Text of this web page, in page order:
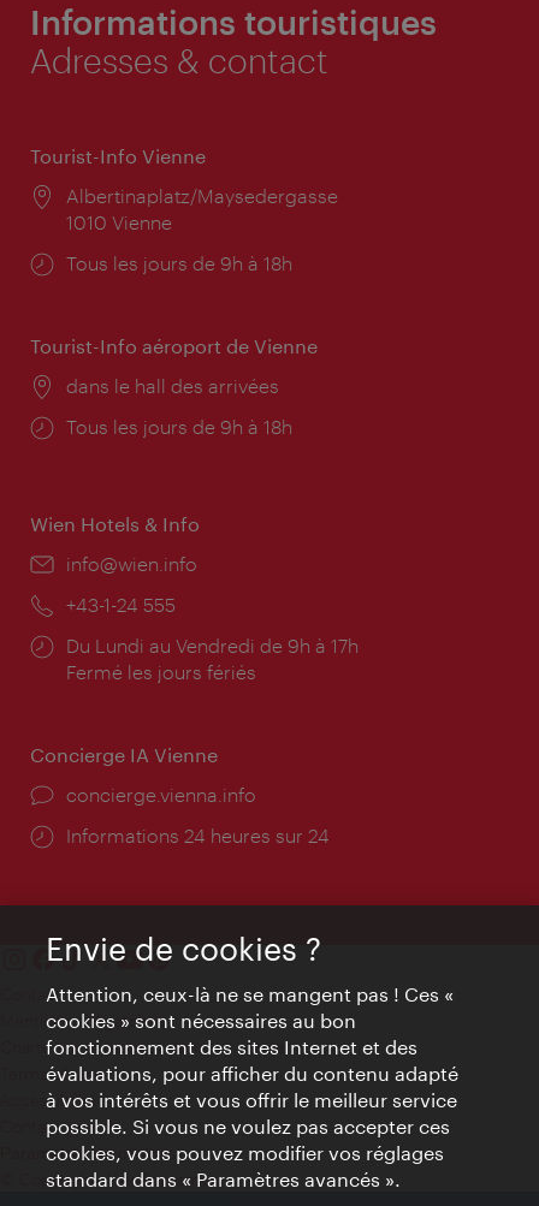
Informations touristiques
Adresses & contact
Tourist-Info Vienne
Lieu:
Albertinaplatz/Maysedergasse
1010 Vienne
Horaires
Tous les jours de 9h à 18h
Tourist-Info aéroport de Vienne
Lieu:
dans le hall des arrivées
Horaires
Tous les jours de 9h à 18h
Wien Hotels & Info
E-
info@wien.info
Téléphone:
+43-1-24 555
Horaires
d'ouverture:
Du Lundi au Vendredi de 9h à 17h
Fermé les jours fériés
Concierge IA Vienne
Ort:
concierge.vienna.info
Öffnungszeiten:
Informations 24 heures sur 24
Contact
Mentions obligatoires
Charte sur le respect de la vie privée
Terms of Use
Accessibilité
Contact presse
Paramètres de cookies
© Copyright WienTourismus
Envie de cookies ?
Attention, ceux-là ne se mangent pas ! Ces «
cookies » sont nécessaires au bon
fonctionnement des sites Internet et des
évaluations, pour afficher du contenu adapté
à vos intérêts et vous offrir le meilleur service
possible. Si vous ne voulez pas accepter ces
cookies, vous pouvez modifier vos réglages
standard dans « Paramètres avancés ».